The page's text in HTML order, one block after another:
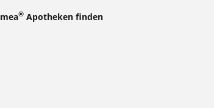
mea®Apotheken finden